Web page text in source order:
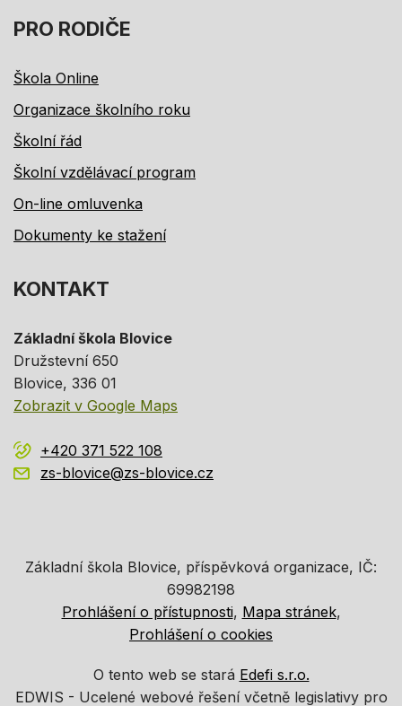
PRO RODIČE
Škola Online
Organizace školního roku
Školní řád
Školní vzdělávací program
On-line omluvenka
Dokumenty ke stažení
KONTAKT
Základní škola Blovice
Družstevní 650
Blovice, 336 01
Zobrazit v Google Maps
+420 371 522 108
zs-blovice@zs-blovice.cz
Základní škola Blovice, příspěvková organizace, IČ:
69982198
Prohlášení o přístupnosti Mapa stránek
Prohlášení o cookies
O tento web se stará Edefi s.r.o.
EDWIS - Ucelené webové řešení včetně legislativy pro